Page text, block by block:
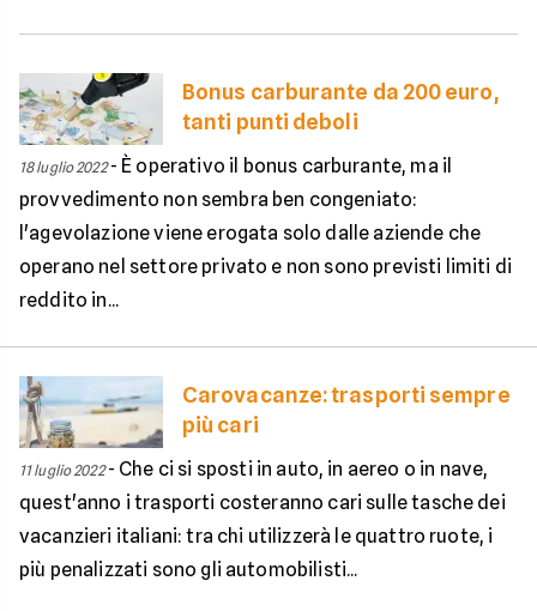
Bonus carburante da 200 euro,
tanti punti deboli
18 luglio 2022- È operativo il bonus carburante, ma il
provvedimento non sembra ben congeniato:
l'agevolazione viene erogata solo dalle aziende che
operano nel settore privato e non sono previsti limiti di
reddito in...
Carovacanze: trasporti sempre
più cari
11 luglio 2022- Che ci si sposti in auto, in aereo o in nave,
quest'anno i trasporti costeranno cari sulle tasche dei
vacanzieri italiani: tra chi utilizzerà le quattro ruote, i
più penalizzati sono gli automobilisti...